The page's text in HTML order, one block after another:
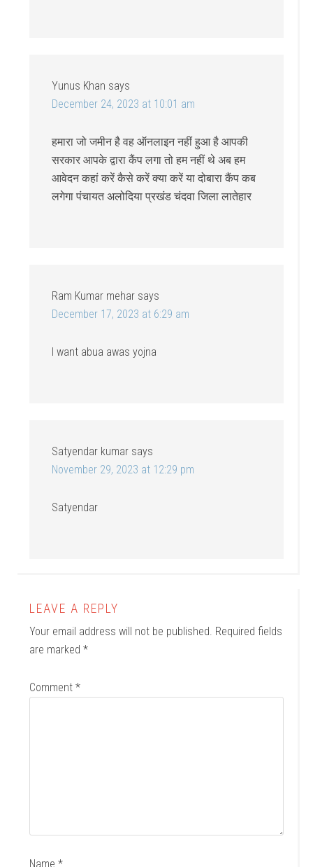
Yunus Khan says
December 24, 2023 at 10:01 am
हमारा जो जमीन है वह ऑनलाइन नहीं हुआ है आपकी
सरकार आपके द्वारा कैंप लगा तो हम नहीं थे अब हम
आवेदन कहां करें कैसे करें क्या करें या दोबारा कैंप कब
लगेगा पंचायत अलोदिया प्रखंड चंदवा जिला लातेहार
Ram Kumar mehar says
December 17, 2023 at 6:29 am
I want abua awas yojna
Satyendar kumar says
November 29, 2023 at 12:29 pm
Satyendar
LEAVE A REPLY
Your email address will not be published. Required fields
are marked*
Comment*
Name*